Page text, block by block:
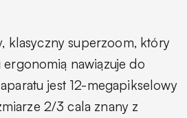
klasyczny superzoom, który
nawiązuje do
jest 12-megapikselowy
2/3 cala znany z